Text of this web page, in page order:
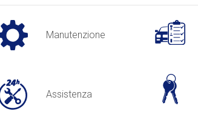
Manutenzione
Assistenza